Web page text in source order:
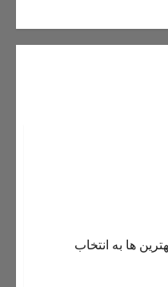
ها به انتخاب